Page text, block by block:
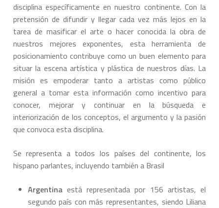
disciplina específicamente en nuestro continente. Con la
pretensión de difundir y llegar cada vez más lejos en la
tarea de masificar el arte o hacer conocida la obra de
nuestros mejores exponentes, esta herramienta de
posicionamiento contribuye como un buen elemento para
situar la escena artística y plástica de nuestros días. La
misión es empoderar tanto a artistas como público
general a tomar esta información como incentivo para
conocer, mejorar y continuar en la búsqueda e
interiorización de los conceptos, el argumento y la pasión
que convoca esta disciplina.
Se representa a todos los países del continente, los
hispano parlantes, incluyendo también a Brasil
Argentinaestá representada por 156 artistas, el
segundo país con más representantes, siendo Liliana